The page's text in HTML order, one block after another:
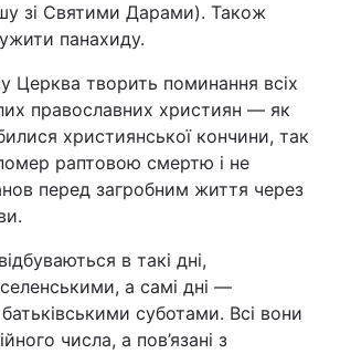
зі Святими Дарами). Також
панахиду.
Церква творить поминання всіх
православних християн — як
християнської кончини, так
раптовою смертю і не
перед загробним життя через
в такі дні,
а самі дні —
суботами. Всі вони
числа, а пов’язані з